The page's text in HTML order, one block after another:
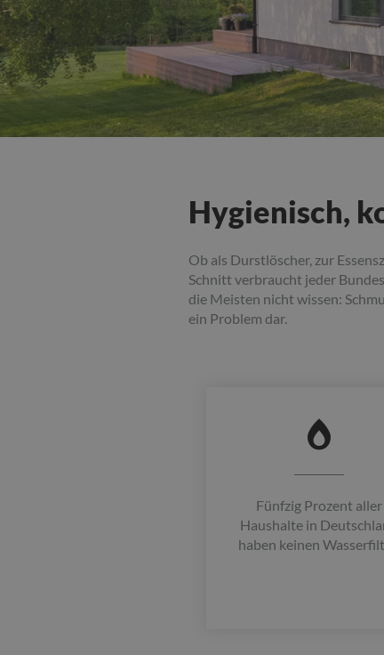
Hygienisch,
Ob als Durstlöscher, zur
Schnitt verbraucht jeder
die Meisten nicht wissen:
ein Problem dar.
Fünfzig Prozent aller
Haushalte in
haben keinen